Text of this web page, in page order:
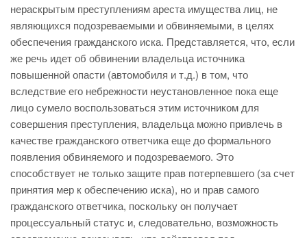
нераскрытым преступлениям ареста имущества лиц, не
являющихся подозреваемыми и обвиняемыми, в целях
обеспечения гражданского иска. Представляется, что, если
же речь идет об обвинении владельца источника
повышенной опасти (автомобиля и т.д.) в том, что
вследствие его небрежности неустановленное пока еще
лицо сумело воспользоваться этим источником для
совершения преступления, владельца можно привлечь в
качестве гражданского ответчика еще до формального
появления обвиняемого и подозреваемого. Это
способствует не только защите прав потерпевшего (за счет
принятия мер к обеспечению иска), но и прав самого
гражданского ответчика, поскольку он получает
процессуальный статус и, следовательно, возможность